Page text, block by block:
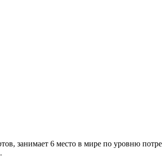
занимает 6 место в мире по уровню